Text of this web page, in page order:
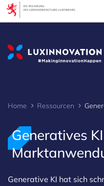
Home Ressourcen
Generatives
Generative KI hat sich
Cookies management panel